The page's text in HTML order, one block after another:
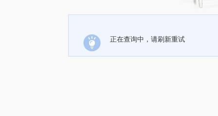
正在查询中，请刷新重试